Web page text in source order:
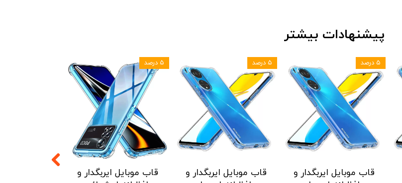
قاب موبایل ایربگدار و
۵ درصد
قاب موبایل ایربگدار و
۵ درصد
قاب موبایل ایربگدار و
۵ درصد
پیشنهادات بیشتر